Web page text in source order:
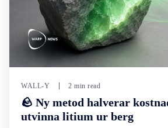
WALL-Y 2 min read
🪨 Ny metod halverar
utvinna litium ur berg